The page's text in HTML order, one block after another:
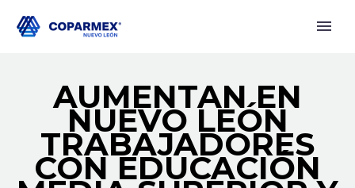
AUMENTAN EN
NUEVO LEÓN
TRABAJADORES
CON EDUCACIÓN